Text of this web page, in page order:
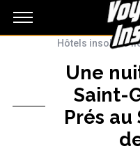
Hôtels insolites
Une
Saint-
Prés